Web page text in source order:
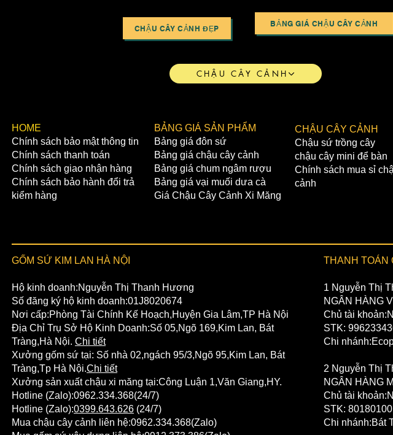
CHẬU CÂY CẢNH ĐẸP
BẢNG GIÁ CHẬU CÂY CẢNH
CHẬU CÂY CẢNH
​HOME
Chính sách bảo mật thông tin
Chính sách thanh toán
Chính sách giao nhận hàng
Chính sách bảo hành đổi trả
kiểm hàng
BẢNG GIÁ SẢN PHẨM
Bảng giá đôn sứ
Bảng giá chậu cây cảnh
Bảng giá chum ngâm rượu
Bảng giá vại muối dưa cà
Giá Chậu Cây Cảnh Xi Măng
CHẬU CÂY CẢNH
Chậu sứ trồng cây
chậu cây mini để bàn
Chính sách mua sỉ
cảnh
GỐM SỨ KIM LAN HÀ NỘI
Hộ kinh doanh:Nguyễn Thị Thanh Hương
Số đăng ký hộ kinh doanh:01J8020674
Nơi cấp:Phòng Tài Chính Kế Hoạch,Huyện Gia Lâm,TP Hà Nội
Địa Chỉ Trụ Sở Hộ Kinh Doanh:Số 05,Ngõ 169,Kim Lan, Bát
Tràng,Hà Nội. Chi tiết
Xưởng gốm sứ tại: Số nhà 02,ngách 95/3,Ngõ 95,Kim Lan, Bát
Tràng,Tp Hà Nội.Chi tiết
Xưởng sản xuất chậu xi măng tại:Công Luận 1,Văn Giang,HY.
Hotline (Zalo):0962.334.368(24/7)
Hotline (Zalo):0399.643.626 (24/7)
Mua chậu cây cảnh liên hệ:0962.334.368(Zalo)
THANH TOÁN
1 Nguyễn Thị
NGÂN HÀNG
Chủ tài
STK:
Chi
2 Nguyễn Thị
NGÂN HÀNG
Chủ tài
STK:
Chi nhánh:Bát